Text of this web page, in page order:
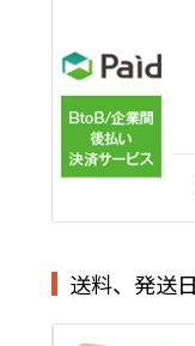
送料、発送